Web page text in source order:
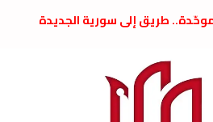
طريق إلى سورية الجديدة
لحزب الاتحاد الاشتراكي العربي
اجتماع اللجنة المركزية نيسان